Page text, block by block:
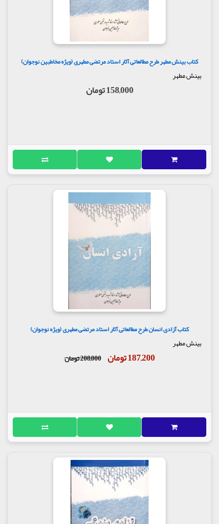
کتاب بینش مطهر طرح مطالعاتی آثار استاد مرتضی مطهری (ویژه مخاطبین نوجوان)
بینش مطهر
158,000 تومان
کتاب آزادی انسان طرح مطالعاتی آثار استاد مرتضی مطهری (ویژه نوجوان)
بینش مطهر
187,200 تومان 208,000 تومان